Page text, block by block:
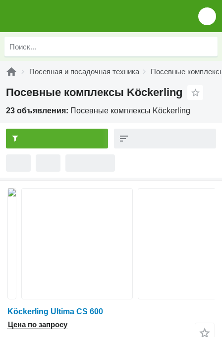
Посевная и посадочная техника Посевные
Посевные комплексы Köckerling
23 объявления: Посевные комплексы Köckerling
Köckerling Ultima CS 600
Цена по запросу